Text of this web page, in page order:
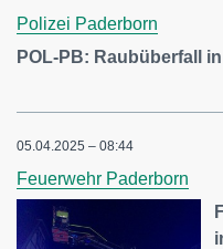
Polizei Paderborn
POL-PB: Raubüberfall
05.04.2025 – 08:44
Feuerwehr Paderborn